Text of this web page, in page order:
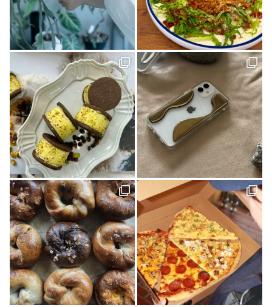
愛媛のイイモノを探しに！(2)
石本藤雄(1) 愛媛県(1)
ヒロ建設工業(4)
岡村島(3)
民藝(3) アーキテクト工房 Pure(2)
素敵な暮らしを訪ねて(1)
プレゼント(1)
予土線(1) アイス(1) VOL.09(2)
パン屋(2)
mayudama(1)
大洲市(1) 砥部焼(2)
愛媛社会福祉協議会(1)
愛媛デザイナーズハウス(9)
今治市(3) 観光(4) 先進医療(1)
VOL.06(1)
本(7)
予土線駅前マルシェ(1) アイスクリーム(1)
第二弾(2)
おそとごはん(1)
大街道(1) forkids(1)
福祉(1)
技と心でつくるみかんジュース(1)
愛媛さくらひめシリーズ(1)
歴史(2)
cocochi 藤岡萬建設(1)
内原 由季さん(1) 本の轍(7)
佐田岬半島(1)
スイーツ(4)
昭和レトロ(2) 店(1) マチボン for kids vol.02(1)
工芸(1)
お弁当(1)
みかん(1) 濵田農園(1) 日本酒(1)
グランピング(1)
大膳歯科医院(2)
暖炉のある暮らし(1) 子育て世代(1)
お出かけ(1)
ロールケーキ(1)
柑橘(1) 生活道具(1) ミロコカフェ(1)
松山市(26)
ライフスタイル(1)
愛媛みかん(1)
無添加ジュース「きわみ」(1)
ほろよいフェスタ2023(1)
霧の森・高原(1)
しまのぱんかふぇ tetote(1)
暮らし探訪(1)
パッシブハウス(1) 平屋(1) 抹茶(1)
ジュース(1)
雑貨(1)
毎日のおいしいもの まとか(1) さんさん物語(1)
子ども(1)
未来へのかたち(1)
デザイナーズハウス(3)
おのクリニック(1)
大西水引(1)
みさき果樹園(1)
シェアハウス&民泊ゲストハウス(1)
道の駅(2)
ONLY ONE STYLE 昭和建設 一級建築士事務所(1)
ミルク(1)
高級(1)
喫茶店(2) マチボン 高知 vol.01(1) 高松(1)
コーヒー(1)
砥部(1)
メディカル(3) 宇和島市(2) 水引(1)
しまのぱんかふぇtetote(1)